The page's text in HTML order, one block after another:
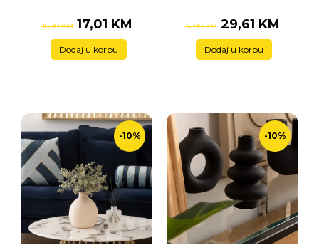
18,90 KM 17,01 KM
Dodaj u korpu
32,90 KM 29,61 KM
Dodaj u korpu
-10% -10%